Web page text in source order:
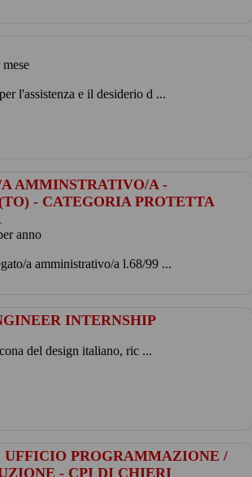
l'assistenza e il desiderio d ...
AMMINSTRATIVO/A -
- CATEGORIA PROTETTA
anno
a amministrativo/a l.68/99 ...
INTERNSHIP
del design italiano, ric ...
UFFICIO PROGRAMMAZIONE /
- CPI DI CHIERI